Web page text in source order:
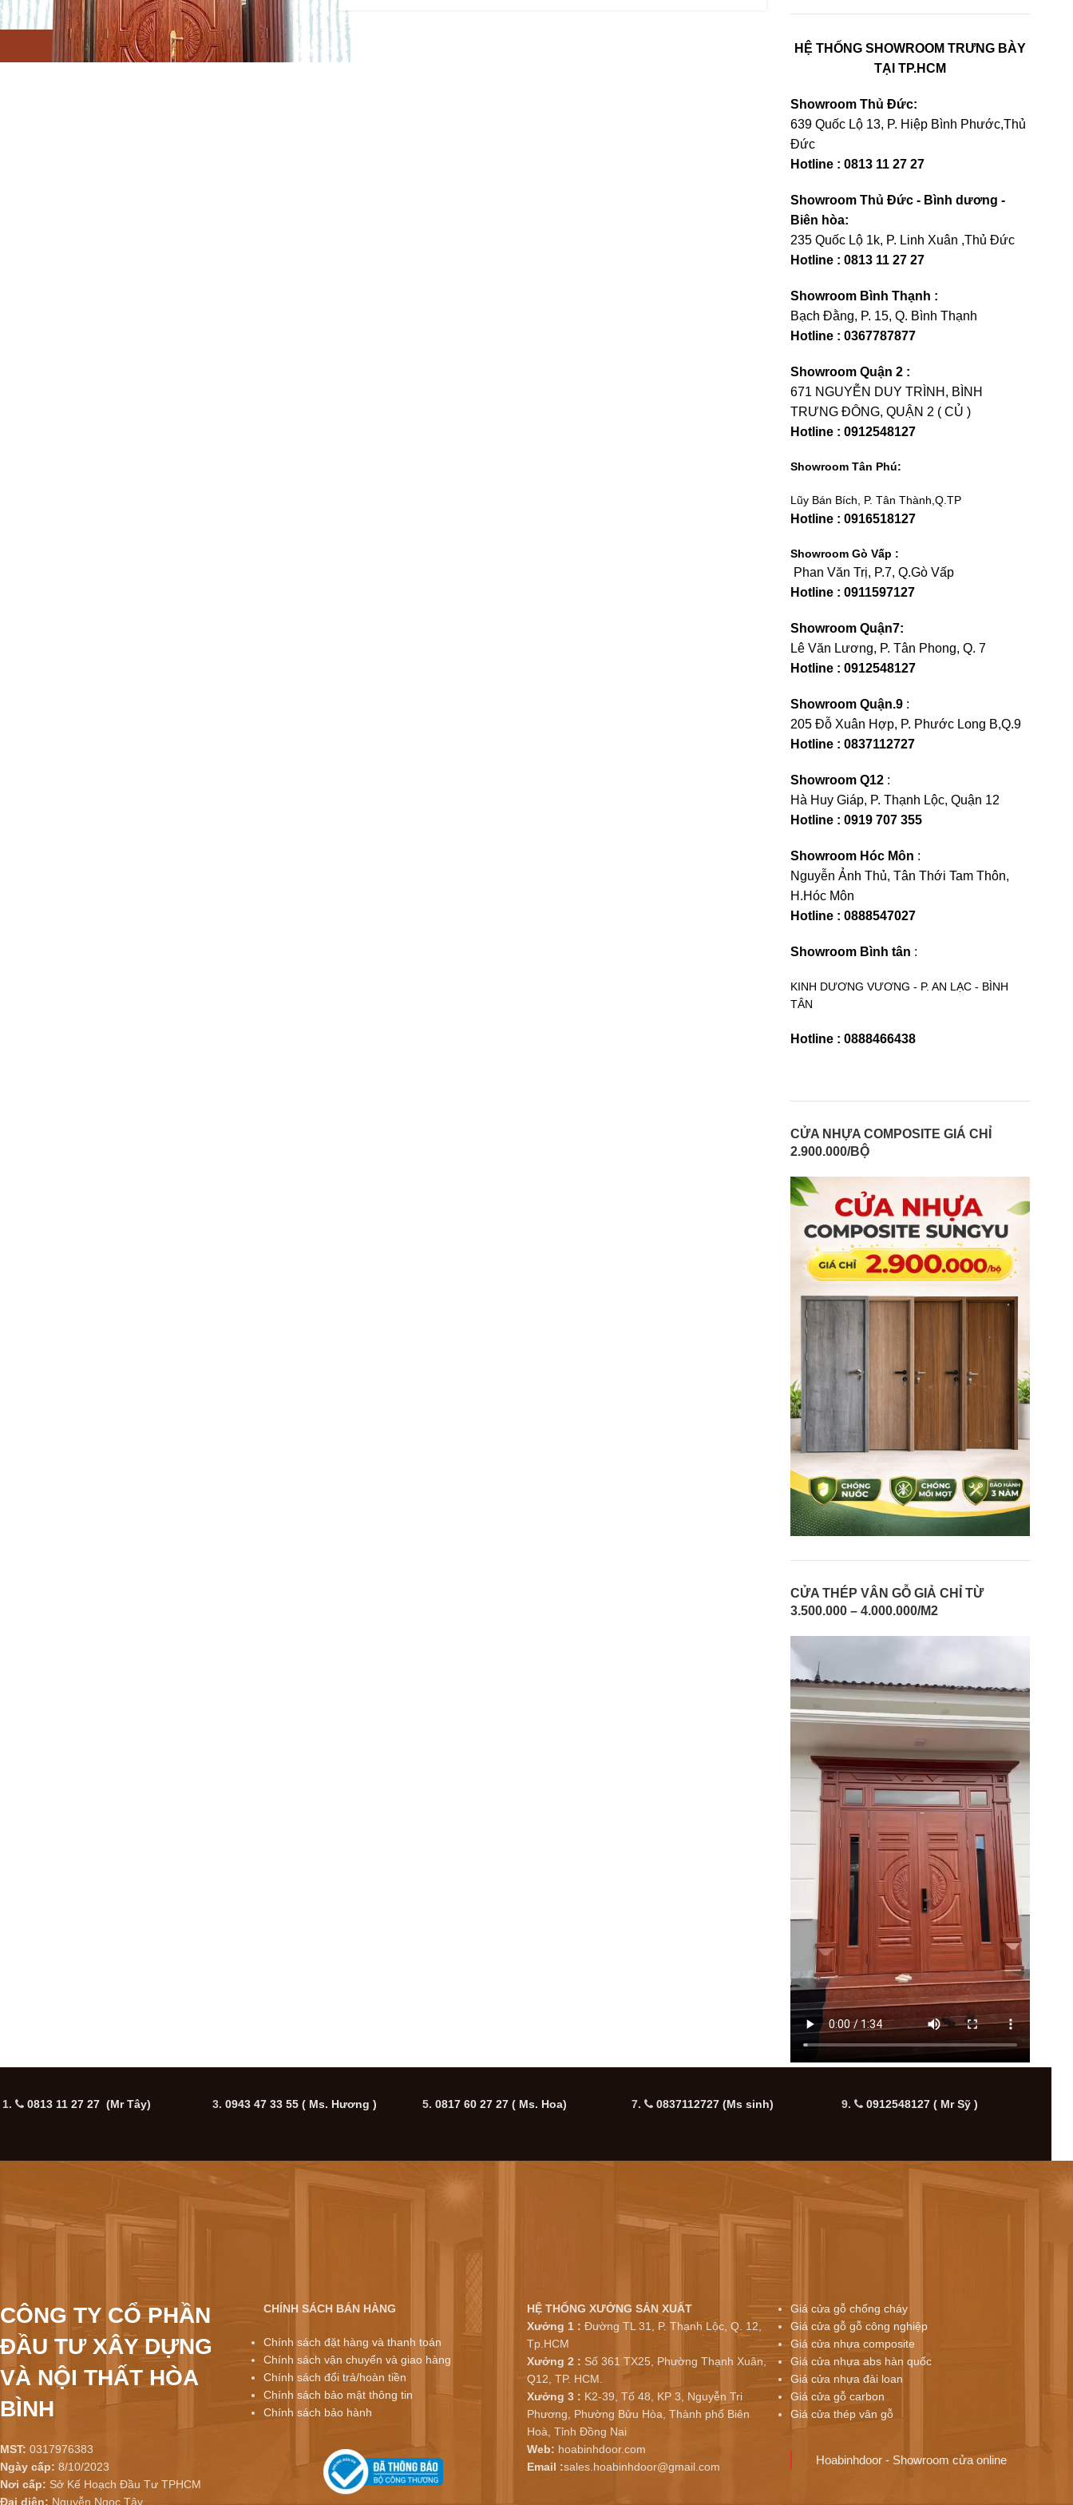
HỆ THỐNG SHOWROOM TRƯNG BÀY
TẠI TP.HCM
Showroom Thủ Đức:
639 Quốc Lộ 13, P. Hiệp Bình Phước,Thủ
Đức
Hotline : 0813 11 27 27
Showroom Thủ Đức - Bình dương -
Biên hòa:
235 Quốc Lộ 1k, P. Linh Xuân ,Thủ Đức
Hotline : 0813 11 27 27
Showroom Bình Thạnh :
Bạch Đằng, P. 15, Q. Bình Thạnh
Hotline : 0367787877
Showroom Quận 2 :
671 NGUYỄN DUY TRÌNH, BÌNH
TRƯNG ĐÔNG, QUẬN 2 ( CỦ )
Hotline : 0912548127
Showroom Tân Phú:
Lũy Bán Bích, P. Tân Thành,Q.TP
Hotline : 0916518127
Showroom Gò Vấp :
Phan Văn Trị, P.7, Q.Gò Vấp
Hotline : 0911597127
Showroom Quận7:
Lê Văn Lương, P. Tân Phong, Q. 7
Hotline : 0912548127
Showroom Quận.9 :
205 Đỗ Xuân Hợp, P. Phước Long B,Q.9
Hotline : 0837112727
Showroom Q12 :
Hà Huy Giáp, P. Thạnh Lộc, Quận 12
Hotline : 0919 707 355
Showroom Hóc Môn :
Nguyễn Ảnh Thủ, Tân Thới Tam Thôn,
H.Hóc Môn
Hotline : 0888547027
Showroom Bình tân :
KINH DƯƠNG VƯƠNG - P. AN LẠC - BÌNH
TÂN
Hotline : 0888466438
CỬA NHỰA COMPOSITE GIÁ CHỈ
2.900.000/BỘ
CỬA THÉP VÂN GỖ GIẢ CHỈ TỪ
3.500.000 – 4.000.000/M2
1. 0813 11 27 27 (Mr Tây) 3. 0943 47 33 55( Ms. Hương ) 5. 0817 60 27 27( Ms. Hoa) 7. 0837112727 (Ms sinh) 9. 0912548127 ( Mr Sỹ )
CÔNG TY CỔ PHẦN
ĐẦU TƯ XÂY DỰNG
VÀ NỘI THẤT HÒA
BÌNH
MST: 0317976383
Ngày cấp: 8/10/2023
Nơi cấp: Sở Kế Hoạch Đầu Tư TPHCM
Đại diện: Nguyễn Ngọc Tây
CHÍNH SÁCH BÁN HÀNG
Chính sách đặt hàng và thanh toán
Chính sách vận chuyển và giao hàng
Chính sách đổi trả/hoàn tiền
Chính sách bảo mật thông tin
Chính sách bảo hành
HỆ THỐNG XƯỞNG SẢN XUẤT
Xưởng 1 : Đường TL 31, P. Thạnh Lộc, Q. 12,
Tp.HCM
Xưởng 2 : Số 361 TX25, Phường Thạnh Xuân,
Q12, TP. HCM.
Xưởng 3 : K2-39, Tổ 48, KP 3, Nguyễn Tri
Phương, Phường Bửu Hòa, Thành phố Biên
Hoà, Tỉnh Đồng Nai
Web: hoabinhdoor.com
Email :sales.hoabinhdoor@gmail.com
Giá cửa gỗ chống cháy
Giá cửa gỗ gỗ công nghiệp
Giá cửa nhựa composite
Giá cửa nhựa abs hàn quốc
Giá cửa nhựa đài loan
Giá cửa gỗ carbon
Giá cửa thép vân gỗ
Hoabinhdoor - Showroom cửa online